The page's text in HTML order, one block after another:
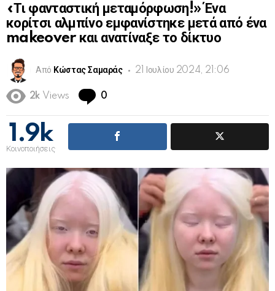
«Τι φανταστική μεταμόρφωση!» Ένα
κορίτσι αλμπίνο εμφανίστηκε μετά από ένα
makeover και ανατίναξε το δίκτυο
Από Κώστας Σαμαράς 21 Ιουλίου 2024, 21:06
2k Views 0
1.9k
Κοινοποιήσεις